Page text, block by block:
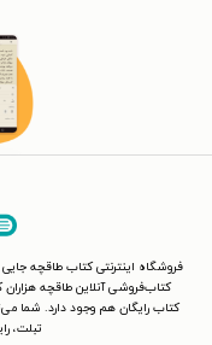
فروشگاه اینترنتی کتاب طاقچه
کتاب‌فروشی آنلاین طاقچه
کتاب رایگان هم وجود دارد. شما
تبلت،